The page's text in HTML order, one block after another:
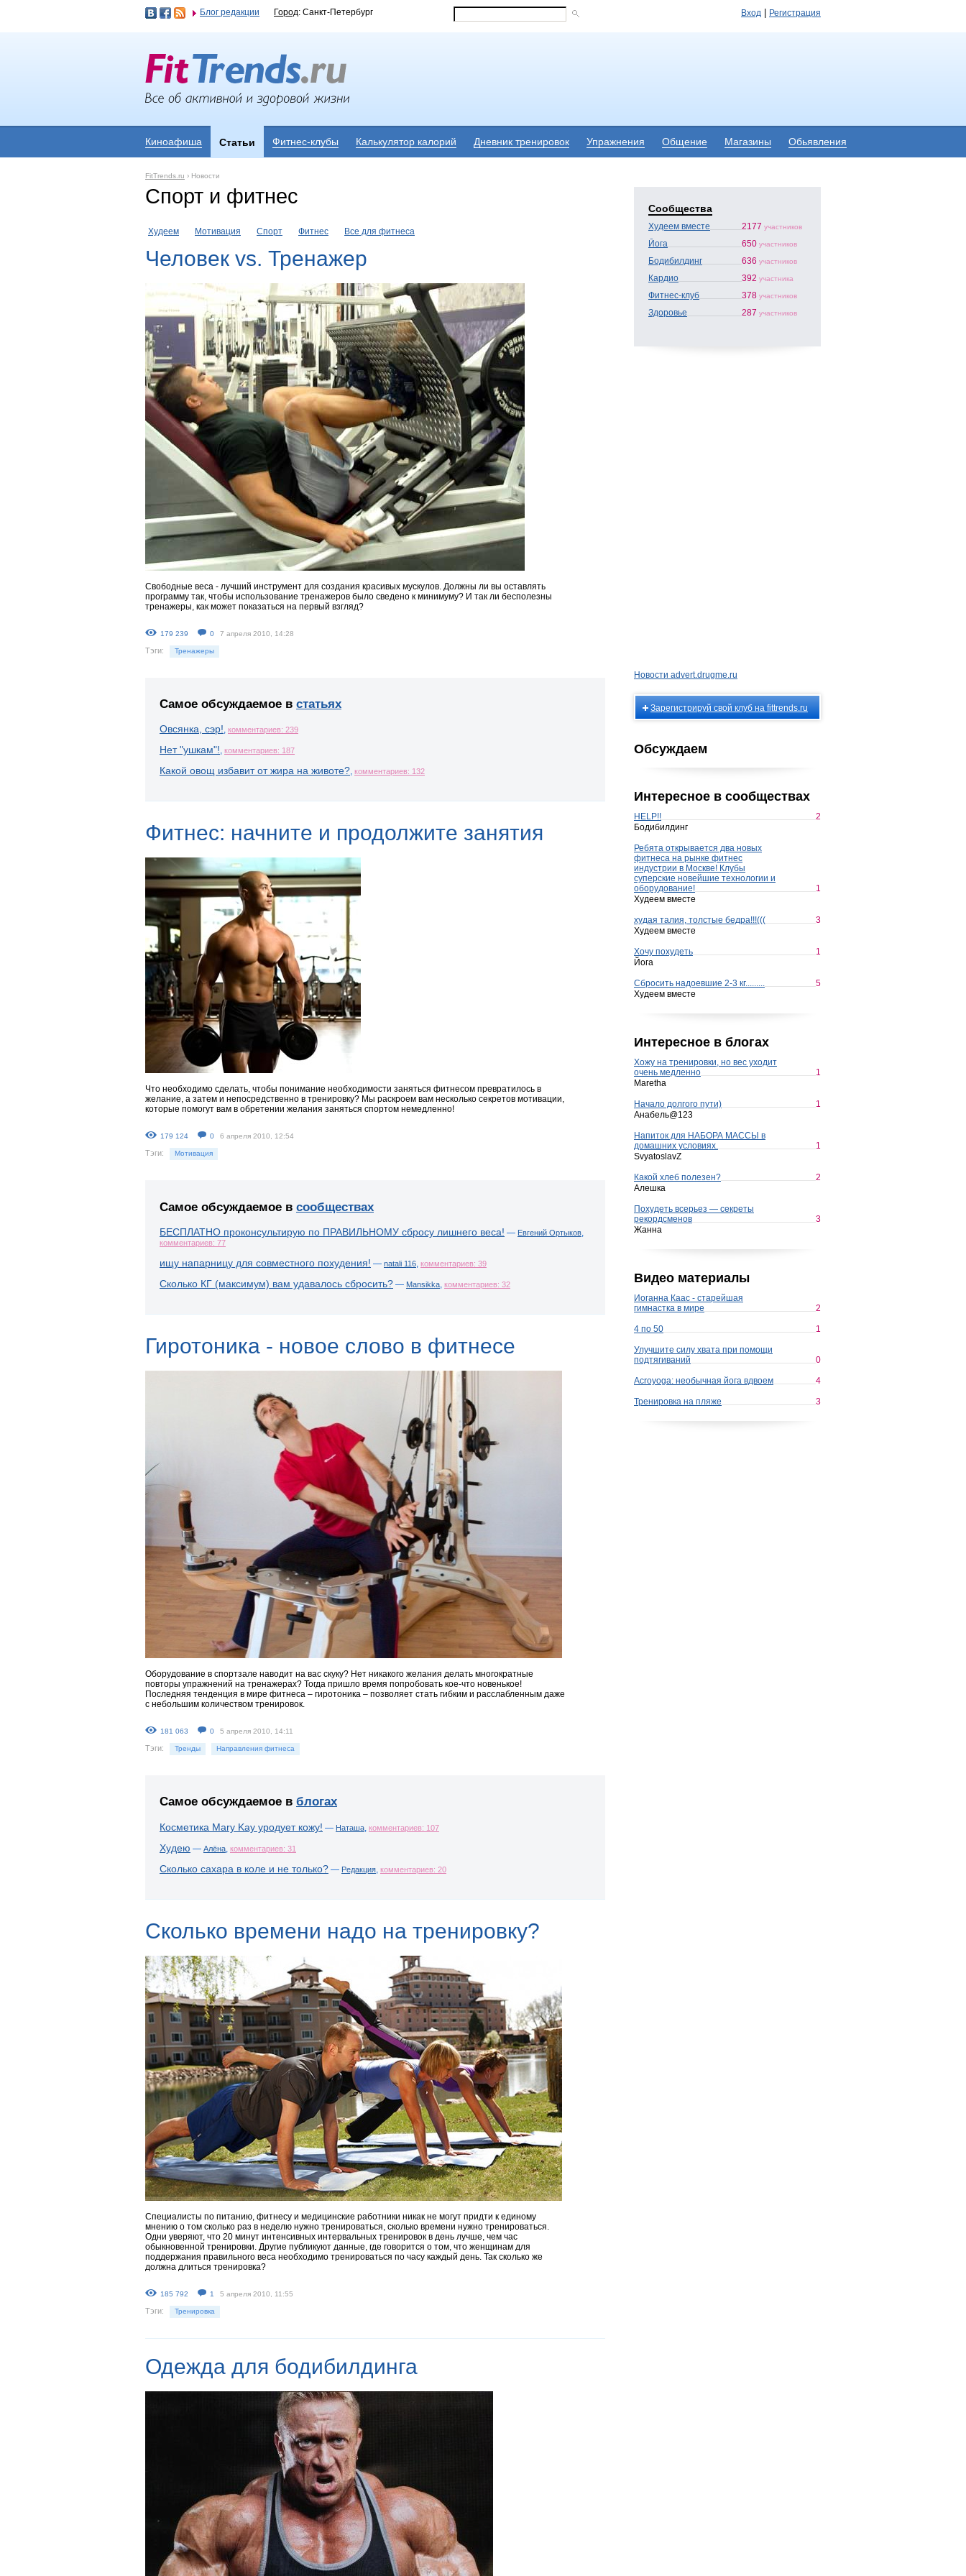
Блог редакции Город: Санкт-Петербург Вход Регистрация
Киноафиша Статьи Фитнес-клубы Калькулятор калорий Дневник тренировок Упражнения Общение Магазины Обьявления
FitTrends.ru › Новости
Спорт и фитнес
Худеем Мотивация Спорт Фитнес Все для фитнеса
Человек vs. Тренажер
Свободные веса - лучший инструмент для создания красивых мускулов. Должны ли вы оставлять
программу так, чтобы использование тренажеров было сведено к минимуму? И так ли бесполезны
тренажеры, как может показаться на первый взгляд?
179 239 0 7 апреля 2010, 14:28
Тэги: Тренажеры
Самое обсуждаемое в статьях
Овсянка, сэр!, комментариев: 239
Нет "ушкам"!, комментариев: 187
Какой овощ избавит от жира на животе?, комментариев: 132
Фитнес: начните и продолжите занятия
Что необходимо сделать, чтобы понимание необходимости заняться фитнесом превратилось в
желание, а затем и непосредственно в тренировку? Мы раскроем вам несколько секретов мотивации,
которые помогут вам в обретении желания заняться спортом немедленно!
179 124 0 6 апреля 2010, 12:54
Тэги: Мотивация
Самое обсуждаемое в сообществах
БЕСПЛАТНО проконсультирую по ПРАВИЛЬНОМУ сбросу лишнего веса! — Евгений Ортыков,
комментариев: 77
ищу напарницу для совместного похудения! — natali 116, комментариев: 39
Сколько КГ (максимум) вам удавалось сбросить? — Mansikka, комментариев: 32
Гиротоника - новое слово в фитнесе
Оборудование в спортзале наводит на вас скуку? Нет никакого желания делать многократные
повторы упражнений на тренажерах? Тогда пришло время попробовать кое-что новенькое!
Последняя тенденция в мире фитнеса – гиротоника – позволяет стать гибким и расслабленным даже
с небольшим количеством тренировок.
181 063 0 5 апреля 2010, 14:11
Тэги: Тренды Направления фитнеса
Самое обсуждаемое в блогах
Косметика Mary Kay уродует кожу! — Наташа комментариев: 107
Худею — Алёна комментариев: 31
Сколько сахара в коле и не только? — Редакция комментариев: 20
Сколько времени надо на тренировку?
Специалисты по питанию, фитнесу и медицинские работники никак не могут придти к единому
мнению о том сколько раз в неделю нужно тренироваться, сколько времени нужно тренироваться.
Одни уверяют, что 20 минут интенсивных интервальных тренировок в день лучше, чем час
обыкновенной тренировки. Другие публикуют данные, где говорится о том, что женщинам для
поддержания правильного веса необходимо тренироваться по часу каждый день. Так сколько же
должна длиться тренировка?
185 792 1 5 апреля 2010, 11:55
Тэги: Тренировка
Одежда для бодибилдинга
Сообщества
Худеем вместе 2177 участников
Йога 650 участников
Бодибилдинг 636 участников
Кардио 392 участника
Фитнес-клуб 378 участников
Здоровье 287 участников
Новости advert.drugme.ru
Зарегистрируй свой клуб на fittrends.ru
Обсуждаем
Интересное в сообществах
HELP!!
2
Бодибилдинг
Ребята открывается два новых
фитнеса на рынке фитнес
индустрии в Москве! Клубы
суперские новейшие технологии и
оборудование!
1
Худеем вместе
худая талия, толстые бедра!!!(((
3
Худеем вместе
Хочу похудеть
1
Йога
Сбросить надоевшие 2-3 кг.........
5
Худеем вместе
Интересное в блогах
Хожу на тренировки, но вес уходит
очень медленно
1
Maretha
Начало долгого пути)
1
Анабель@123
Напиток для НАБОРА МАССЫ в
домашних условиях.
1
SvyatoslavZ
Какой хлеб полезен?
2
Алешка
Похудеть всерьез — секреты
рекордсменов
3
Жанна
Видео материалы
Иоганна Каас - старейшая
гимнастка в мире
2
4 по 50 1
Улучшите силу хвата при помощи
подтягиваний
0
Acroyoga: необычная йога вдвоем 4
Тренировка на пляже 3